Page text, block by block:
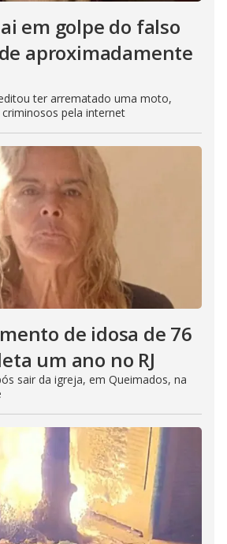
em golpe do falso
aproximadamente
ter arrematado uma moto,
pela internet
de idosa de 76
um ano no RJ
sair da igreja, em Queimados, na